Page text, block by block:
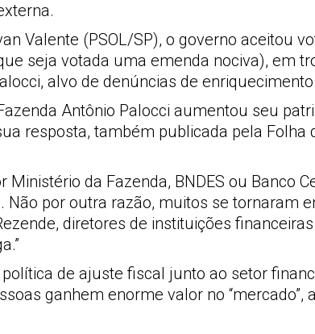
Valente (PSOL/SP), o governo aceitou
seja votada uma emenda nociva), em
alvo de denúncias de
Antônio Palocci aumentou seu
resposta, também publicada pela Folha
da Fazenda, BNDES ou Banco
por outra razão, muitos se tornaram
diretores de instituições
de ajuste fiscal junto ao setor
ganhem enorme valor no “mercado”,